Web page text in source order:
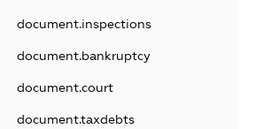
document.inspections
document.bankruptcy
document.court
document.taxdebts